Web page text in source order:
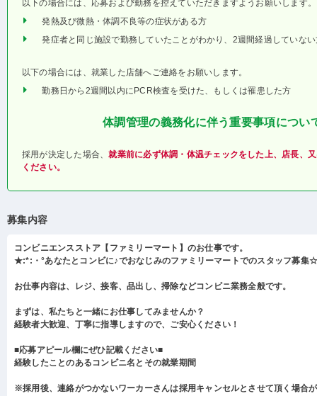
以下の場合には、応募および勤務を控えていただきますようお願いします。
発熱及び微熱・体調不良等の症状がある方
発症者と同じ施設で勤務していたことがわかり、2週間経過していな
以下の場合には、就業した店舗へご連絡をお願いします。
勤務日から2週間以内にPCR検査を受けた、もしくは罹患した方
体調管理の義務化に伴う重要事項につい
採用が決定した場合、就業前に必ず体調・体温チェックをした上、店長、
ください。
募集内容
コンビニエンスストア【ファミリーマート】のお仕事です。
★:*:・°あなたとコンビに♪でおなじみのファミリーマートでのスタッフ募集
お仕事内容は、レジ、接客、品出し、掃除などコンビニ業務全般です。
まずは、私たちと一緒にお仕事してみませんか？
経験者大歓迎、丁寧に指導しますので、ご安心ください！
■応募アピール欄にぜひ記載ください■
経験したことのあるコンビニ名とその就業期間
※採用後、連絡がつかないワーカーさんは採用キャンセルとさせて頂く場合